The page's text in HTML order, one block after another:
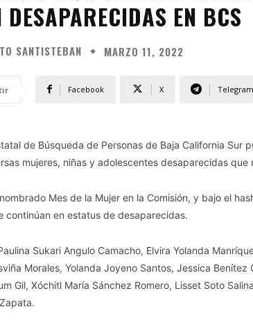
DESAPARECIDAS EN BCS
SANTISTEBAN MARZO 11, 2022
Facebook X Telegram
de Búsqueda de Personas de Baja California Sur
mujeres, niñas y adolescentes desaparecidas que
Mes de la Mujer en la Comisión, y bajo el
continúan en estatus de desaparecidas.
Sukari Angulo Camacho, Elvira Yolanda
Morales, Yolanda Joyeno Santos, Jessica
Gil, Xóchitl María Sánchez Romero, Lisset Soto